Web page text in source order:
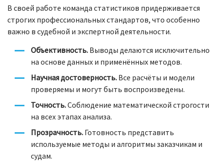
В своей работе команда статистиков придерживается
строгих профессиональных стандартов, что особенно
важно в судебной и экспертной деятельности.
Объективность. Выводы делаются исключительно
на основе данных и применённых методов.
Научная достоверность. Все расчёты и модели
проверяемы и могут быть воспроизведены.
Точность.Соблюдение математической строгости
на всех этапах анализа.
Прозрачность. Готовность представить
используемые методы и алгоритмы заказчикам и
судам.